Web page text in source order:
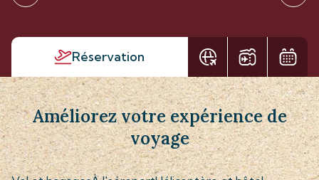
Réservation
Améliorez votre expérience de
voyage